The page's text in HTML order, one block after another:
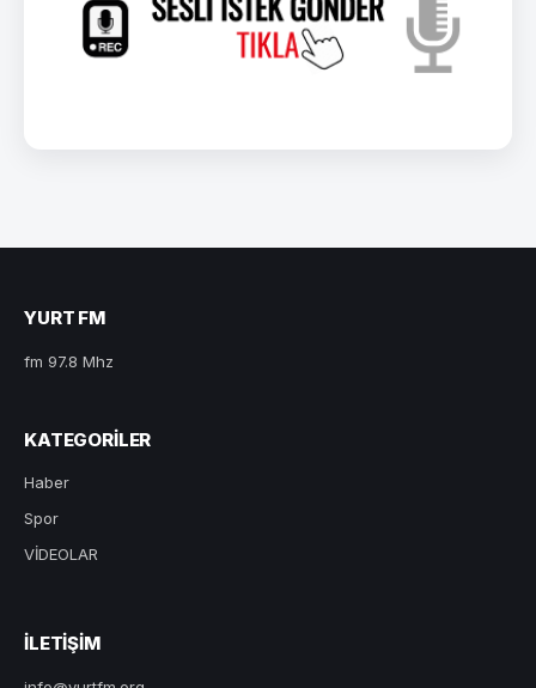
YURT FM
fm 97.8 Mhz
KATEGORILER
Haber
Spor
VİDEOLAR
ILETIŞIM